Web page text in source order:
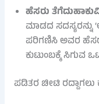
ಹೆಸರು
ಮಾಡದ ಸದಸ್ಯರನ್ನು
ಪರಿಗಣಿಸಿ ಅವರ
ಕುಟುಂಬಕ್ಕೆ ಸಿಗುವ
ಪಡಿತರ ಚೀಟಿ